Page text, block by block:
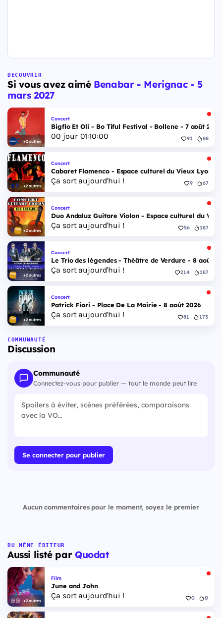
DÉCOUVRIR
Si vous avez aimé Benabar - Merignac - 5
mars 2027
+2 autres
Concert
Bigflo Et Oli - Bo Tiful Festival - Bollene - 7 août 2026
00 jour 01:09:59 91 88
+2 autres
Concert
Cabaret Flamenco - Espace culturel du Vieux Lyon -
Ça sort aujourd'hui ! 9 67
+2 autres
Concert
Duo Andaluz Guitare Violon - Espace culturel du
Ça sort aujourd'hui ! 56 187
+2 autres
Concert
Le Trio des légendes - Théâtre de Verdure - 8 août
Ça sort aujourd'hui ! 214 187
+2 autres
Concert
Patrick Fiori - Place De La Mairie - 8 août 2026
Ça sort aujourd'hui ! 81 173
COMMUNAUTÉ
Discussion
Communauté
Connectez-vous pour publier — tout le monde peut lire
Se connecter pour publier
Aucun commentaires pour le moment, soyez le premier
DU MÊME ÉDITEUR
Aussi listé par Quodat
+2 autres
Film
June and John
Ça sort aujourd'hui ! 0 0